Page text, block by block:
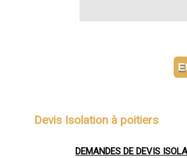
Devis Isolation à poitiers
DEMANDES DE DEVIS